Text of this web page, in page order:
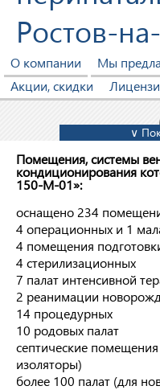
Ростов-
О компании Мы
Акции, скидки
∨
Помещения, системы
кондиционирования
150-М-01»:
оснащено 234
4 операционных и 1
4 помещения
4 стерилизационных
7 палат интенсивной
2 реанимации
14 процедурных
10 родовых палат
септические
изоляторы)
более 100 палат (для